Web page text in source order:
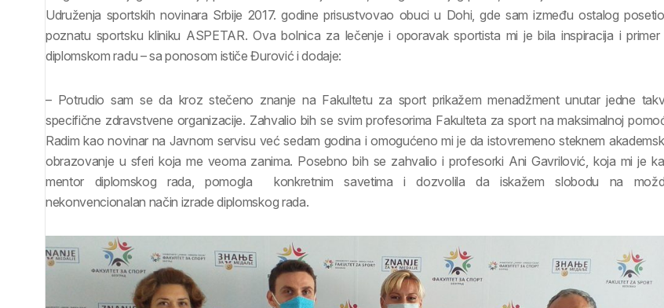
Udruženja sportskih novinara Srbije 2017. godine prisustvovao obuci u Dohi, gde sam između ostalog
poznatu sportsku kliniku ASPETAR. Ova bolnica za lečenje i oporavak sportista mi je bila inspiracija i primer
diplomskom radu – sa ponosom ističe Đurović i dodaje:
– Potrudio sam se da kroz stečeno znanje na Fakultetu za sport prikažem menadžment unutar jedne
specifične zdravstvene organizacije. Zahvalio bih se svim profesorima Fakulteta za sport na maksimalnoj
Radim kao novinar na Javnom servisu već sedam godina i omogućeno mi je da istovremeno steknem
obrazovanje u sferi koja me veoma zanima. Posebno bih se zahvalio i profesorki Ani Gavrilović, koja mi je
mentor diplomskog rada, pomogla konkretnim savetima i dozvolila da iskažem slobodu na
nekonvencionalan način izrade diplomskog rada.